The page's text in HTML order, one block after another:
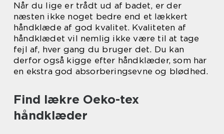
Når du lige er trådt ud af badet, er der
næsten ikke noget bedre end et lækkert
håndklæde af god kvalitet. Kvaliteten af
håndklædet vil nemlig ikke være til at tage
fejl af, hver gang du bruger det. Du kan
derfor også kigge efter håndklæder, som har
en ekstra god absorberingsevne og blødhed.
Find lækre Oeko-tex
håndklæder